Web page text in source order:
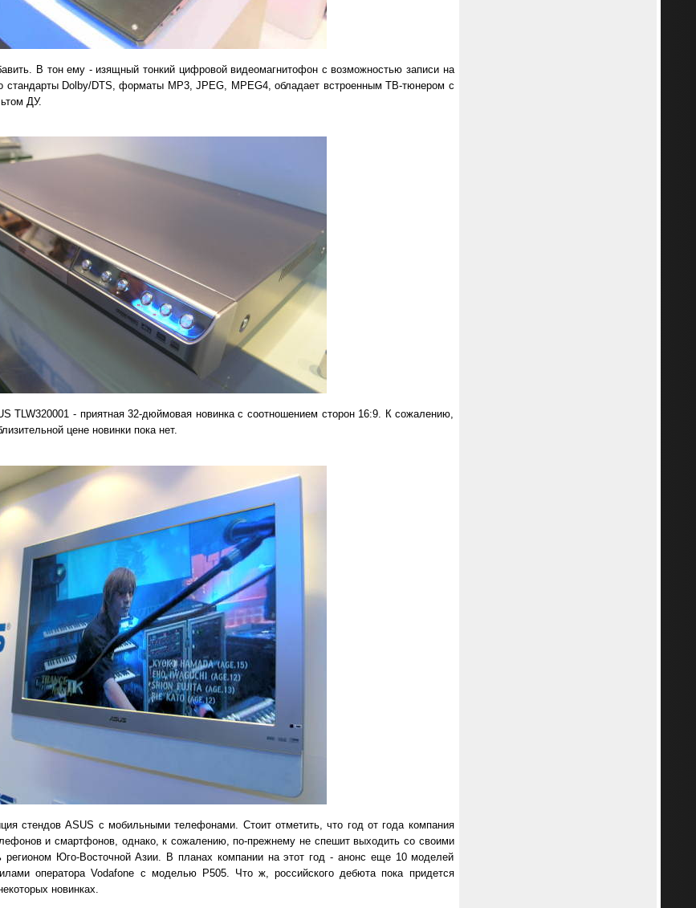
В тон ему - изящный тонкий цифровой видеомагнитофон с возможностью записи на
стандарты Dolby/DTS, форматы MP3, JPEG, MPEG4, обладает встроенным ТВ-тюнером с
ДУ.
TLW320001 - приятная 32-дюймовая новинка с соотношением сторон 16:9. К сожалению,
цене новинки пока нет.
стендов ASUS с мобильными телефонами. Стоит отметить, что год от года компания
и смартфонов, однако, к сожалению, по-прежнему не спешит выходить со своими
регионом Юго-Восточной Азии. В планах компании на этот год - анонс еще 10 моделей
оператора Vodafone с моделью P505. Что ж, российского дебюта пока придется
новинках.